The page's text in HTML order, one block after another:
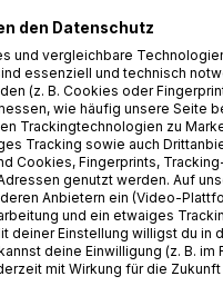
als auch aus
fünfte Kapitel widmet sich
Interesse sein
mit dem
betrachtet.
wird im siebten
und
den Datenschutz
und vergleichbare
essenziell und technisch
(z. B. Cookies oder
wie häufig unsere Seite
Trackingtechnologien zu
Tracking sowie auch
Cookies, Fingerprints,
genutzt werden. Auf
Anbietern ein (Video-
und ein etwaiges
deiner Einstellung willigst du in
deine Einwilligung (z. B. im
mit Wirkung für die